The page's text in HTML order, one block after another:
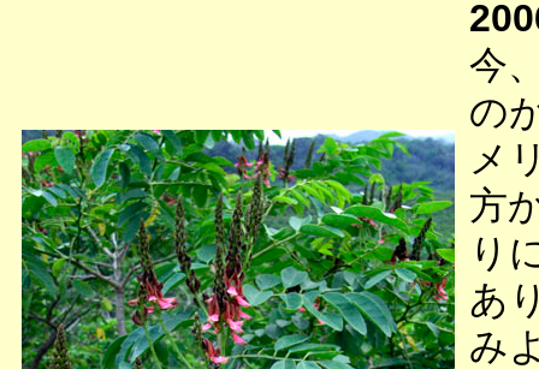
今
の
メ
方
り
あ
み